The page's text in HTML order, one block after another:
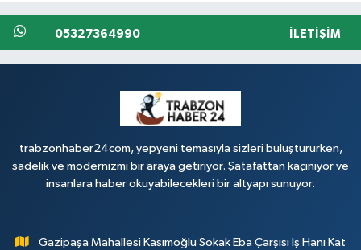
05327364990 İLETIŞIM
trabzonhaber24com, yepyeni temasıyla sizleri buluştururken,
sadelik ve modernizmi bir araya getiriyor. Şatafattan kaçınıyor ve
insanlara haber okuyabilecekleri bir altyapı sunuyor.
Gazipaşa Mahallesi Kasımoğlu Sokak Eba Çarşısı İş Hanı Kat